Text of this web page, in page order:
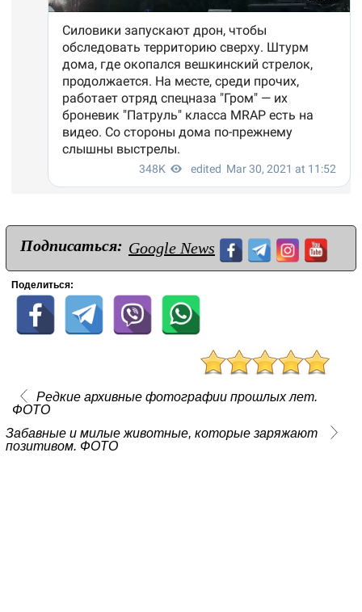
Подписаться: Google News
Поделиться:
Редкие архивные фотографии прошлых лет.
ФОТО
Забавные и милые животные, которые заряжают
позитивом. ФОТО